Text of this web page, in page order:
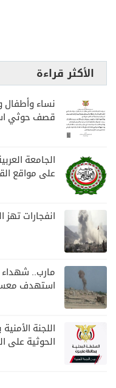
الأكثر قراءة
نساء وأطفال
قصف حوثي
الجامعة
على مواقع
انفجارات تهز
مارب..
استهدف
اللجنة
الحوثية على